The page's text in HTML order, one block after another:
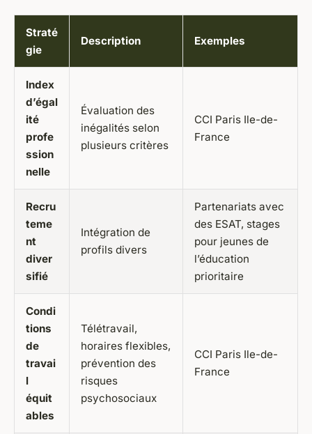
Straté
gie
Description Exemples
Index
d’égal
ité
profe
ssion
nelle
Évaluation des
inégalités selon
plusieurs critères
CCI Paris Ile-de-
France
Recru
teme
nt
diver
sifié
Intégration de
profils divers
Partenariats avec
des ESAT, stages
pour jeunes de
l’éducation
prioritaire
Condi
tions
de
travai
l
équit
ables
Télétravail,
horaires flexibles,
prévention des
risques
psychosociaux
CCI Paris Ile-de-
France